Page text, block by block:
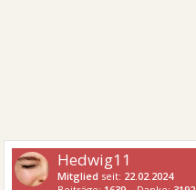
Hedwig11
Mitglied seit: 22.02.2024